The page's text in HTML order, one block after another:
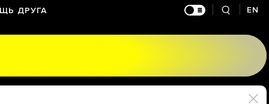
ДРУГА EN